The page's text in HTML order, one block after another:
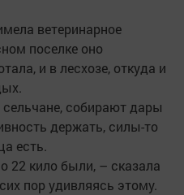
ветеринарное
поселке оно
и в лесхозе, откуда и
сельчане, собирают дары
держать, силы-то
есть.
22 кило были, – сказала
пор удивляясь этому.